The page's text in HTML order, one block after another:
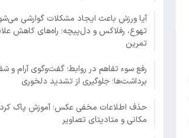
آیا ورزش باعث ایجاد مشکلات گوارشی
تهوع، رفلاکس و دل‌پیچه؛ راه‌های کاهش
تمرین
رفع سوء تفاهم در روابط؛ گفت‌وگوی آرام و
برداشت‌ها؛ جلوگیری از تشدید دلخوری
حذف اطلاعات مخفی عکس؛ آموزش پاک
مکانی و متادیتای تصاویر